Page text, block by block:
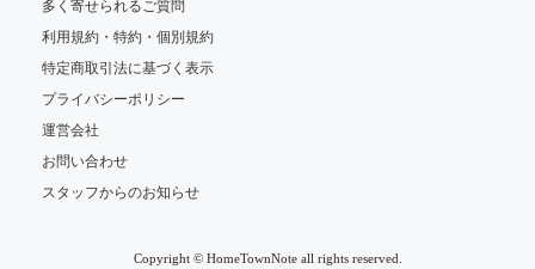
多く寄せられるご質問
利用規約・特約・個別規約
特定商取引法に基づく表示
プライバシーポリシー
運営会社
お問い合わせ
スタッフからのお知らせ
Copyright © HomeTownNote all rights reserved.